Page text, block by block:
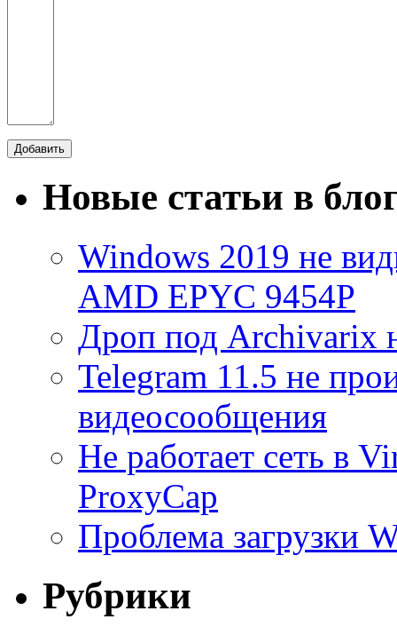
Новые статьи в
Windows 2019 не
AMD EPYC 9454P
Дроп под Archivarix
Telegram 11.5 не
видеосообщения
Не работает сеть в
ProxyCap
Проблема загрузки
Рубрики